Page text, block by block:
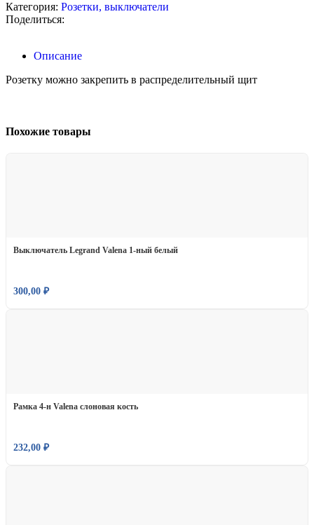
Категория: Розетки, выключатели
Поделиться:
Описание
Розетку можно закрепить в распределительный щит
Похожие товары
Выключатель Legrand Valena 1-ный белый
300,00 ₽
Рамка 4-н Valena слоновая кость
232,00 ₽